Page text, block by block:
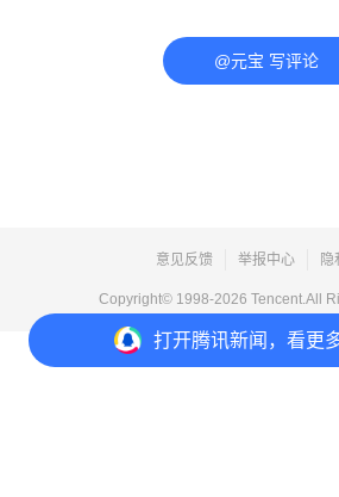
打开腾讯新闻，看更
@元宝 写评论
意见反馈 举报中心 隐
Copyright© 1998-2026 Tencent.All